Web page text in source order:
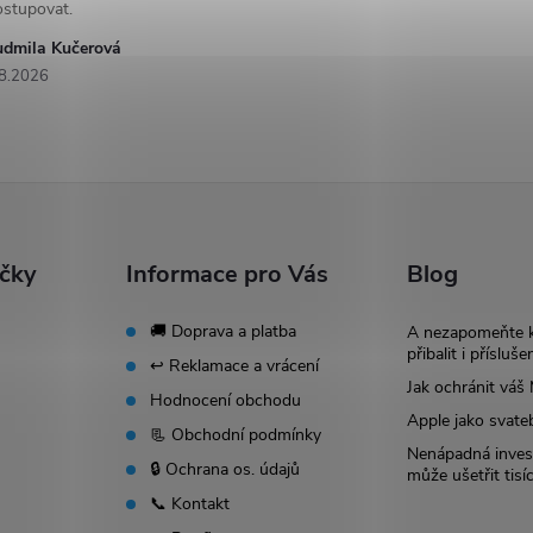
Kučerová
Informace pro Vás
🚚 Doprava a platba
↩️ Reklamace a vrácení
Hodnocení obchodu
📃 Obchodní podmínky
🔒 Ochrana os. údajů
📞 Kontakt
Blog
A nezapomeňte
přibalit i
Jak ochránit váš
Apple jako
Nenápadná
může ušetřit